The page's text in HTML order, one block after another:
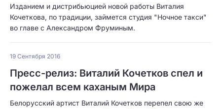
Изданием и дистрибьюцией новой работы Виталия
Кочеткова, по традиции, займется студия "Ночное такси"
во главе с Александром Фруминым.
19 Сентября 2016
Пресс-релиз: Виталий Кочетков спел и
пожелал всем каханым Мира
Белорусский артист Виталий Кочетков перепел свою же